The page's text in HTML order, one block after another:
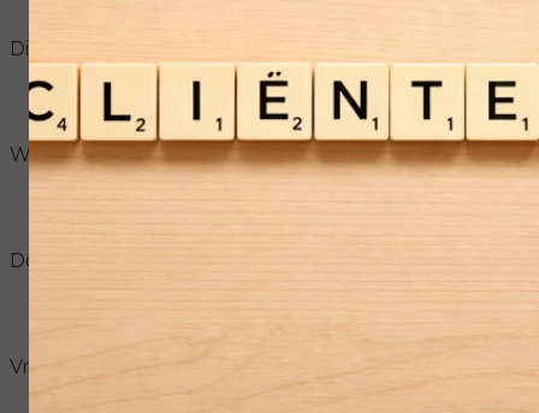
Dinsdag
19:00 21:00
Woensdag 09:00 17:00
Donderdag
Vrijdag 09:00